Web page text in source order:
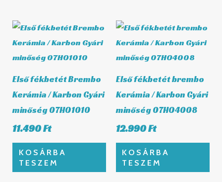
Első fékbetét Brembo
Kerámia / Karbon Gyári
minőség 07HO1010
11.490Ft
KOSÁRBA
TESZEM
Első fékbetét brembo
Kerámia / Karbon Gyári
minőség 07HO4008
12.990Ft
KOSÁRBA
TESZEM